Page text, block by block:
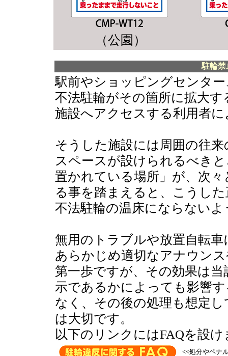
（公園）
駐輪禁
駅前やショッピングセンタ
不法駐輪がその箇所に拡大
施設へアクセスする利用者
そうした施設には周囲の往
スペースが設けられるべき
置かれている場所」が、次
る事を踏まえると、こうし
不法駐輪の温床にならない
無用のトラブルや放置自転
あらかじめ適切なアナウン
第一歩ですが、その効果は
示であるかによっても影響
なく、その後の処理も想定
は大切です。
以下のリンクにはFAQを設
<<処分やペナ